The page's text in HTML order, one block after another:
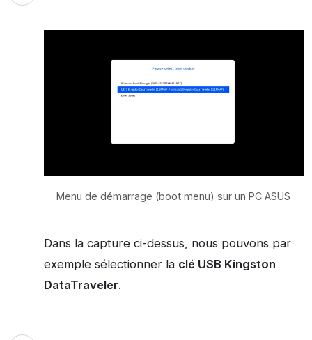
Menu de démarrage (boot menu) sur un PC ASUS
Dans la capture ci-dessus, nous pouvons par
exemple sélectionner la clé USB Kingston
DataTraveler.